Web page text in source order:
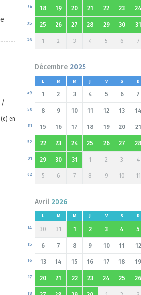
/
en
18
34 19 20 21 22 23 24
25
35 26 27 28 29 30 31
1
36 2 3 4 5 6 7
Décembre 2025
L M M J V S D
1
49 2 3 4 5 6 7
8
50 9 10 11 12 13 14
15
51 16 17 18 19 20 21
22
52 23 24 25 26 27 28
29
01 30 31 1 2 3 4
5
02 6 7 8 9 10 11
Avril 2026
L M M J V S D
30
14 31 1 2 3 4 5
6
15 7 8 9 10 11 12
13
16 14 15 16 17 18 19
20
17 21 22 23 24 25 26
18